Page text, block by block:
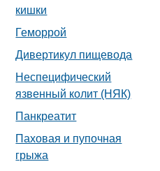
кишки
Геморрой
Дивертикул пищевода
Неспецифический
язвенный колит (НЯК)
Панкреатит
Паховая и пупочная
грыжа